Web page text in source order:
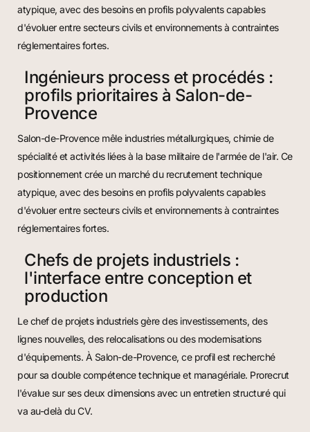
atypique, avec des besoins en profils polyvalents capables
d'évoluer entre secteurs civils et environnements à contraintes
réglementaires fortes.
Ingénieurs process et procédés :
profils prioritaires à Salon-de-
Provence
Salon-de-Provence mêle industries métallurgiques, chimie de
spécialité et activités liées à la base militaire de l'armée de l'air. Ce
positionnement crée un marché du recrutement technique
atypique, avec des besoins en profils polyvalents capables
d'évoluer entre secteurs civils et environnements à contraintes
réglementaires fortes.
Chefs de projets industriels :
l'interface entre conception et
production
Le chef de projets industriels gère des investissements, des
lignes nouvelles, des relocalisations ou des modernisations
d'équipements. À Salon-de-Provence, ce profil est recherché
pour sa double compétence technique et managériale. Prorecrut
l'évalue sur ses deux dimensions avec un entretien structuré qui
va au-delà du CV.